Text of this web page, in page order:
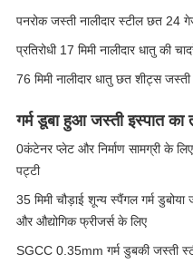
पनरोक जस्ती नालीदार स्टील छत 24
प्रतिरोधी 17 मिमी नालीदार धातु की
76 मिमी नालीदार धातु छत शीट्स
गर्म डूबा हुआ जस्ती इस्पात का
0कंटेनर प्लेट और निर्माण सामग्री के
पट्टी
35 मिमी चौड़ाई शून्य स्पैंगल गर्म डुबोया
और औद्योगिक फ्रीजर्स के लिए
SGCC 0.35mm गर्म डुबकी जस्ती